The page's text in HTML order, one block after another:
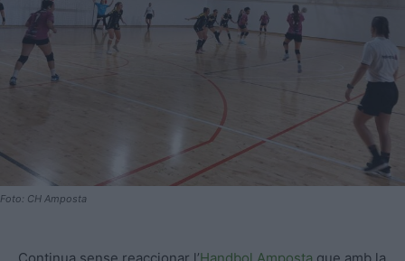
Foto: CH Amposta